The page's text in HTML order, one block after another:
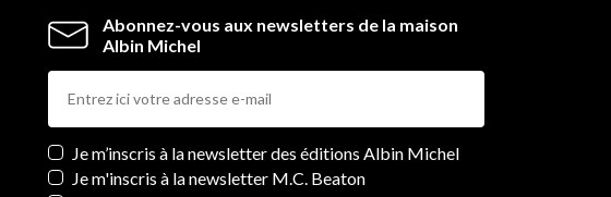
Abonnez-vous aux newsletters de la maison
Albin Michel
Newsletters
Je m’inscris à la newsletter des éditions Albin Michel
Je m'inscris à la newsletter M.C. Beaton